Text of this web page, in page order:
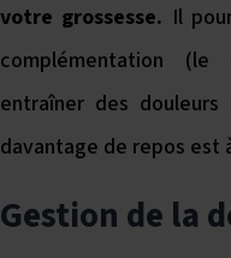
votre grossesse. Il
complémentation
entraîner des
davantage de repos est
Gestion de la